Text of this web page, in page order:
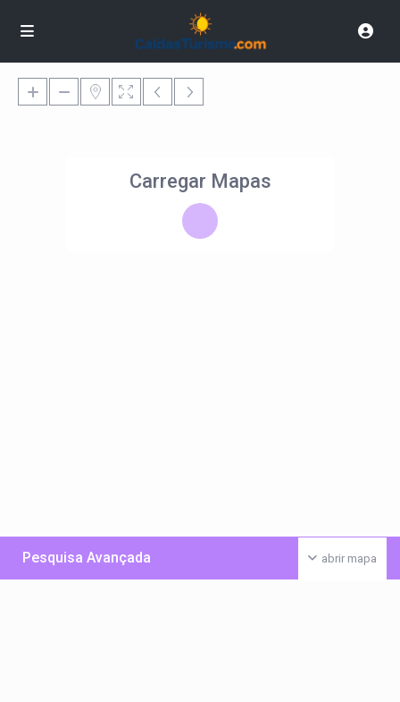
Carregar Mapas
abrir mapa
Pesquisa Avançada